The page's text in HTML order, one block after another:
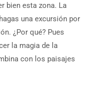
bien esta zona. La
una excursión por
¿Por qué? Pues
la magia de la
con los paisajes